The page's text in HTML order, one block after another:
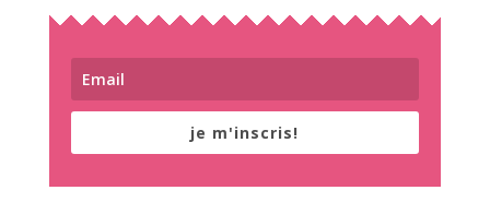
je m'inscris!